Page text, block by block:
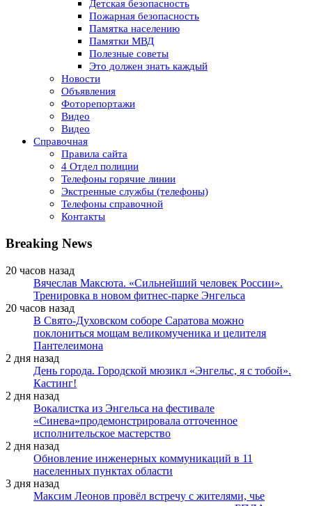
Детская безопасность
Пожарная безопасность
Памятка населению
Памятки МВД
Полезные советы
Это должен знать каждый
Новости
Объявления
Фоторепортажи
Видео
Видео
Справочная
Правила сайта
4 Отдел полиции
Телефоны горячие линии
Экстренные службы (телефоны)
Телефоны справочной
Контакты
Breaking News
20 часов назад
Вячеслав Максюта. «Сильнейший человек России».
Тренировка в новом фитнес-парке Энгельса
20 часов назад
В Свято-Духовском соборе Саратова можно
поклониться мощам великомученика и целителя
Пантелеимона
2 дня назад
День города. Городской мюзикл «Энгельс, я с тобой».
Кастинг!
2 дня назад
Вокалистка из Энгельса на фестивале
«Синева»продемонстрировала отточенное
исполнительское мастерство
2 дня назад
Обновление инженерных коммуникаций в 11
населенных пунктах области
3 дня назад
Максим Леонов провёл встречу с жителями, чье